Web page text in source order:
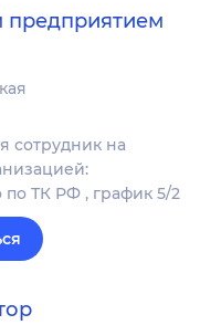
на
по ТК РФ , график 5/2